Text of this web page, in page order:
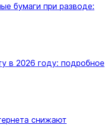
бумаги при разводе:
в 2026 году: подробное
снижают